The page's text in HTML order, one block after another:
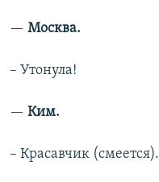
—​ Москва.
– Утонула!
—​ Ким.
– Красавчик (смеется).